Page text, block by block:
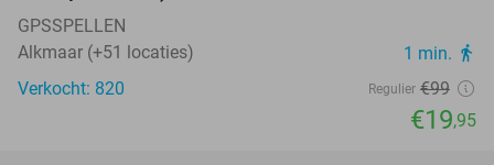
GPSSPELLEN
Alkmaar (+51 locaties)
1 min. directions_walk
Verkocht: 820 Regulier €99
€19,95